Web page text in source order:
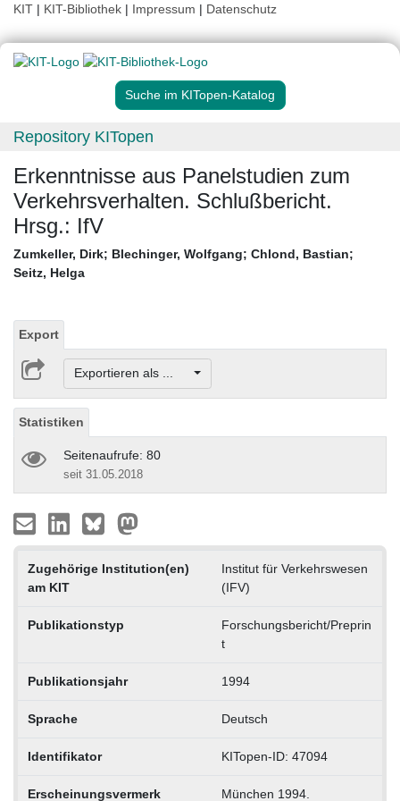
KIT | KIT-Bibliothek | Impressum | Datenschutz
Suche im KITopen-Katalog
Repository KITopen
Erkenntnisse aus Panelstudien zum
Verkehrsverhalten. Schlußbericht.
Hrsg.: IfV
Zumkeller, Dirk; Blechinger, Wolfgang; Chlond, Bastian;
Seitz, Helga
Export
Exportieren als ...
Statistiken
Seitenaufrufe: 80
seit 31.05.2018
Zugehörige Institution(en)
am KIT
Institut für Verkehrswesen
(IFV)
Publikationstyp
Forschungsbericht/Preprin
t
Publikationsjahr 1994
Sprache Deutsch
Identifikator KITopen-ID: 47094
Erscheinungsvermerk München 1994.